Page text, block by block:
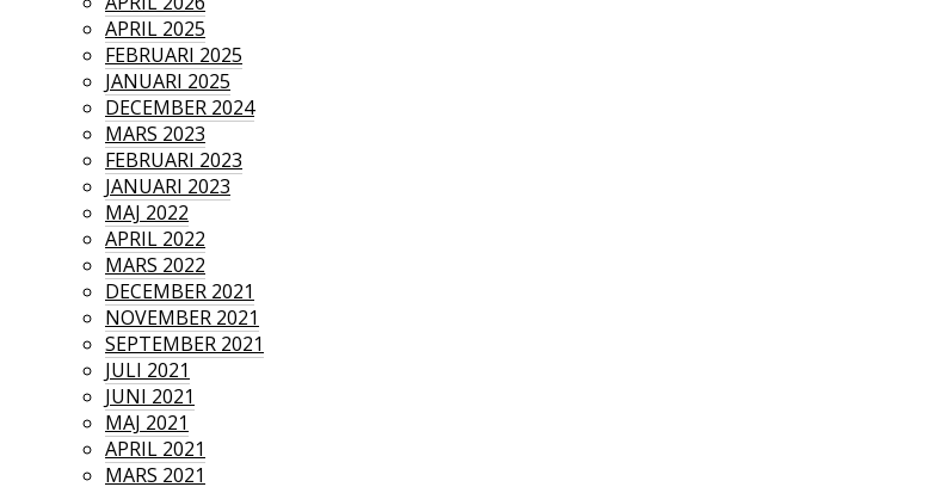
APRIL 2025
FEBRUARI 2025
JANUARI 2025
DECEMBER 2024
MARS 2023
FEBRUARI 2023
JANUARI 2023
MAJ 2022
APRIL 2022
MARS 2022
DECEMBER 2021
NOVEMBER 2021
SEPTEMBER 2021
JULI 2021
JUNI 2021
MAJ 2021
APRIL 2021
MARS 2021